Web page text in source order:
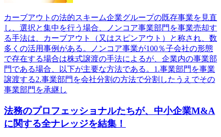
カーブアウトの法的スキーム企業グループの既存事業を見直
し、選択と集中を行う場合、ノンコア事業部門を事業売却す
る手法は、カーブアウト（又はスピンアウト）と称され、数
多くの活用事例がある。ノンコア事業が100％子会社の形態
で存在する場合は株式譲渡の手法によるが、企業内の事業部
門である場合、以下が主要な方法である。1.事業部門を事業
譲渡する2.事業部門を会社分割の方法で分割したうえでその
事業部門を承継し
法務のプロフェッショナルたちが、中小企業M&A
に関する全ナレッジを結集！